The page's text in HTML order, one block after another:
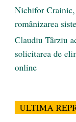
Nichifor Crainic,
românizarea
Claudiu Târziu
solicitarea de
online
ULTIMA